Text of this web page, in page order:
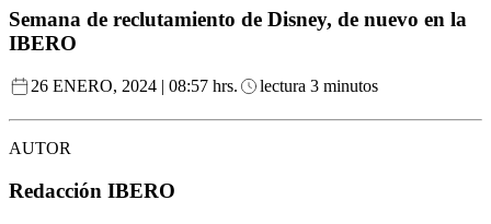
Semana de reclutamiento de Disney, de nuevo en la
IBERO
26 ENERO, 2024 | 08:57 hrs. lectura 3 minutos
AUTOR
Redacción IBERO